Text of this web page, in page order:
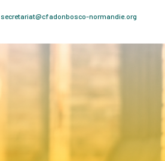
secretariat@cfadonbosco-normandie.org